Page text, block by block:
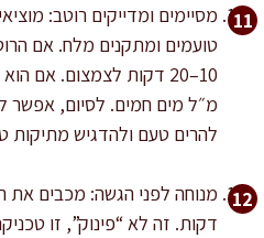
מסיימים ומדייקים רוטב:
טועמים ומתקנים מלח. אם
להרים טעם ולהדגיש מתיקות
דקות. זה לא “פינוק”, זו